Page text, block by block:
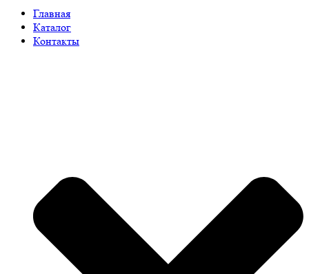
Главная
Каталог
Контакты